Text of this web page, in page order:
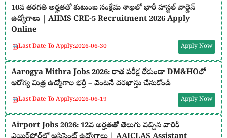
10వ తరగతి అర్హతతో కుటుంబ సంక్షేమ శాఖలో భారీ హాస్టల్ వార్డెన్
ఉద్యోగాలు | AIIMS CRE-5 Recruitment 2026 Apply
Online
Last Date To Apply:2026-06-30 Apply Now
Aarogya Mithra Jobs 2026: రాత పరీక్ష లేకుండా DM&HOలో
ఆరోగ్య మిత్ర ఉద్యోగాల భర్తీ – వెంటనే దరఖాస్తు చేసుకోండి
Last Date To Apply:2026-06-19 Apply Now
Airport Jobs 2026: 12వ అర్హతతో తెలుగు వచ్చిన వారికీ